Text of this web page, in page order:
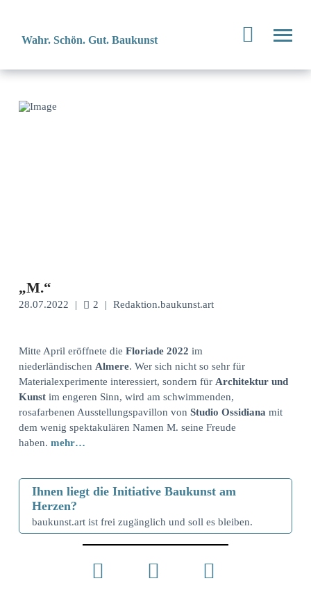
Wahr. Schön. Gut. Baukunst
„M.“
28.07.2022 | 2 | Redaktion.baukunst.art
Mitte April eröffnete die Floriade 2022 im
niederländischen Almere. Wer sich nicht so sehr für
Materialexperimente interessiert, sondern für Architektur und
Kunstim engeren Sinn, wird am schwimmenden,
rosafarbenen Ausstellungspavillon von Studio Ossidiana mit
dem wenig spektakulären Namen M. seine Freude
haben. mehr…
Ihnen liegt die Initiative Baukunst am
Herzen?
baukunst.art ist frei zugänglich und soll es bleiben.